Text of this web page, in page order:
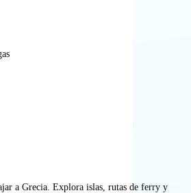
a Grecia. Explora islas, rutas de ferry y